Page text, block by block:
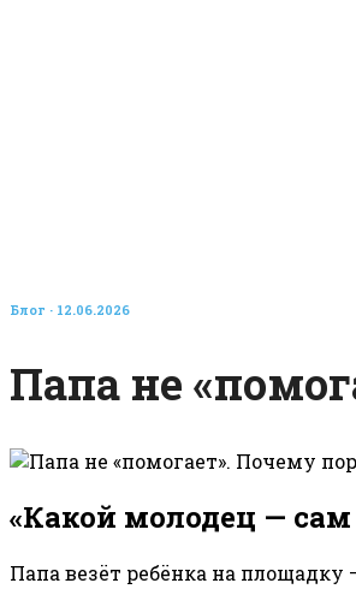
Блог · 12.06.2026
Папа не
«Какой молодец — сам
Папа везёт ребёнка на